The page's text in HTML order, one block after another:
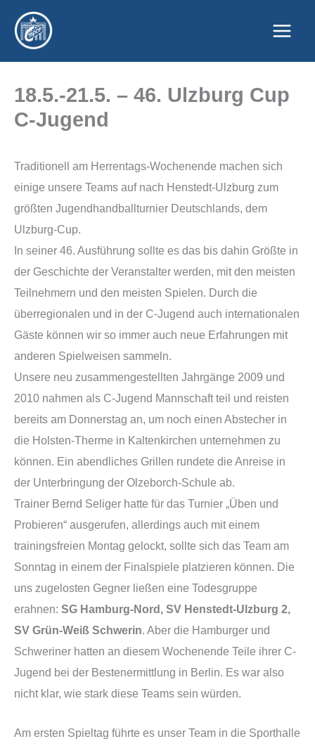
Inhalt
springen
18.5.-21.5. – 46. Ulzburg Cup
C-Jugend
Traditionell am Herrentags-Wochenende machen sich
einige unsere Teams auf nach Henstedt-Ulzburg zum
größten Jugendhandballturnier Deutschlands, dem
Ulzburg-Cup.
In seiner 46. Ausführung sollte es das bis dahin Größte in
der Geschichte der Veranstalter werden, mit den meisten
Teilnehmern und den meisten Spielen. Durch die
überregionalen und in der C-Jugend auch internationalen
Gäste können wir so immer auch neue Erfahrungen mit
anderen Spielweisen sammeln.
Unsere neu zusammengestellten Jahrgänge 2009 und
2010 nahmen als C-Jugend Mannschaft teil und reisten
bereits am Donnerstag an, um noch einen Abstecher in
die Holsten-Therme in Kaltenkirchen unternehmen zu
können. Ein abendliches Grillen rundete die Anreise in
der Unterbringung der Olzeborch-Schule ab.
Trainer Bernd Seliger hatte für das Turnier „Üben und
Probieren“ ausgerufen, allerdings auch mit einem
trainingsfreien Montag gelockt, sollte sich das Team am
Sonntag in einem der Finalspiele platzieren können. Die
uns zugelosten Gegner ließen eine Todesgruppe
erahnen: SG Hamburg-Nord, SV Henstedt-Ulzburg 2,
SV Grün-Weiß Schwerin. Aber die Hamburger und
Schweriner hatten an diesem Wochenende Teile ihrer C-
Jugend bei der Bestenermittlung in Berlin. Es war also
nicht klar, wie stark diese Teams sein würden.
Am ersten Spieltag führte es unser Team in die Sporthalle